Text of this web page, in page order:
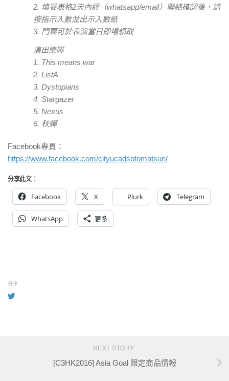
2. 填妥表格2天內經（whatsapp/email）聯絡確認後，請
按指示入數並出示入數紙
3. 門票可於表演當日即場領取
演出樂隊
1. This means war
2. ListA
3. Dystopians
4. Stargazer
5. Nexus
6. 秋蟬
Facebook專頁：
https://www.facebook.com/cityucadsotomatsuri/
分享此文：
Facebook X Plurk Telegram
WhatsApp 更多
分享
NEXT STORY
[C3HK2016] Asia Goal 限定商品情報